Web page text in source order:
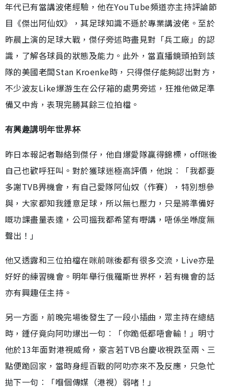
年代已有當講波佬經驗，他在YouTube頻道亦主持評論節
目《傑出阿仙奴》，其足球知識不遜於專業講波佬。至於
昨晨上演的足球大戰，傑仔旁述時盡見對「兵工廠」的認
識，了解各球員的狀態及能力。此外，當直播鏡頭拍到該
隊的美國老闆Stan Kroenke時，只得傑仔能夠認出對方，
不少波友Like爆游生在公仔箱的處男旁述，狂推他做足準
備又中肯，表現完勝其餘三位拍檔。
有興趣講明年世界杯
昨日本報記者聯絡到傑仔，他自爆愛隊贏得錦標，off咪後
自己也歡呼狂叫。對於獲球迷極高評價，他說︰「我都要
多謝TVB畀機會，有自己愛隊阿仙奴（作賽），特別想參
與，大家都知我鍾意足球，所以無乜壓力，只是將準備好
嘅功課盡量表達，公司搵我都希望有嘢講，唔係坐喺度無
聲出！」
他又透露和三位拍檔在咪前咪後都有很多交流，Live亦是
好好的練習機會。明年舉行俄羅斯世界杯，若有機會的話
亦有興趣任主持。
另一方面，前晚完場後發生了一段小插曲，眾主持在總結
時，鍾仔竟向阿叻爆出一句︰「你跪低都唔會輸！」明寸
他於13年面對港視威脅，豪言若TVB台慶收視跌至兩、三
點便跪回家，當時身經百戰的阿叻亦來不及反應，只急忙
拋下一句︰「嗰個傳媒（港視）弱啫！」